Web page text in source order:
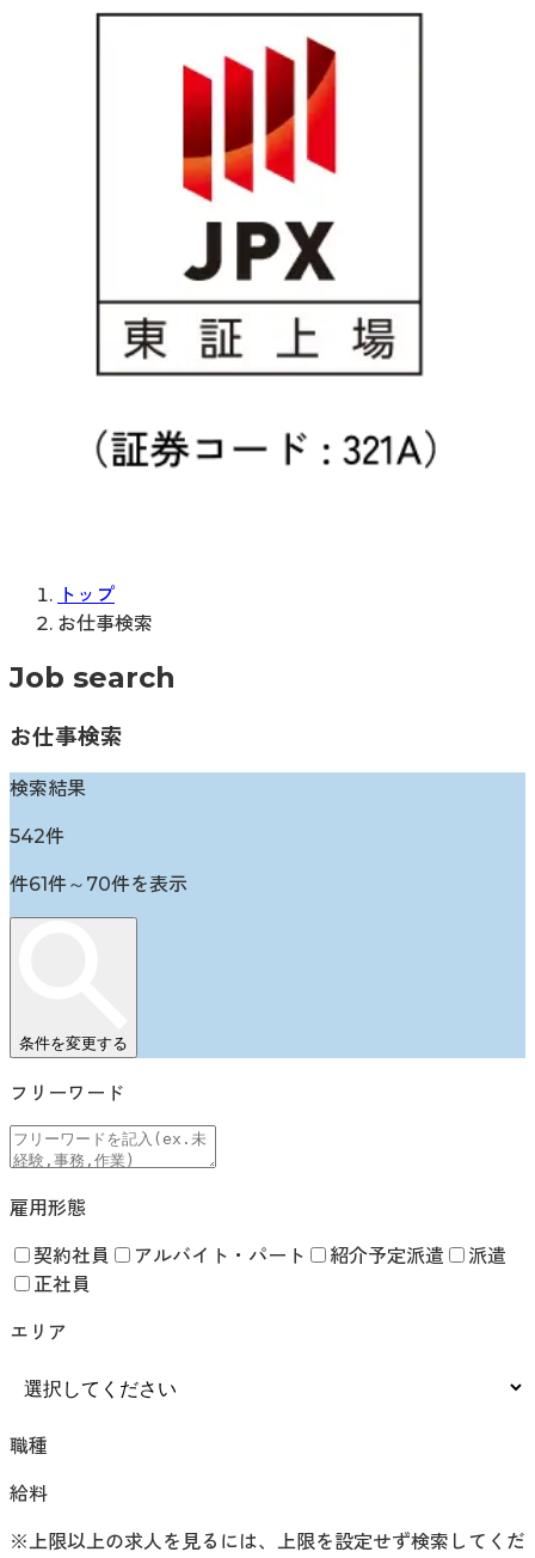
トップ
お仕事検索
Job search
お仕事検索
検索結果
542件
件61件～ 70件を表示
条件を変更する
フリーワード
雇用形態
契約社員 アルバイト・パート 紹介予定派遣
派遣
正社員
エリア
職種
給料
※上限以上の求人を見るには、上限を設定せず検索してくだ